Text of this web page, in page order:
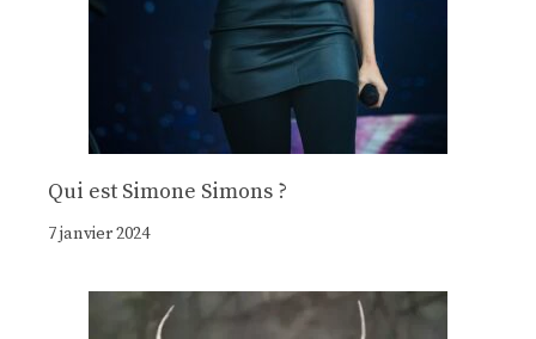
Qui est Simone Simons ?
7 janvier 2024